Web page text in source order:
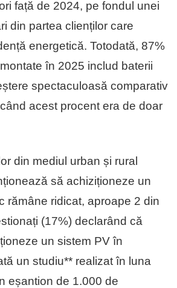
față de 2024, pe fondul unei
din partea clienților care
energetică. Totodată, 87%
în 2025 includ baterii
spectaculoasă comparativ
acest procent era de doar
din mediul urban și rural
să achiziționeze un
rămâne ridicat, aproape 2 din
(17%) declarând că
un sistem PV în
un studiu** realizat în luna
eșantion de 1.000 de